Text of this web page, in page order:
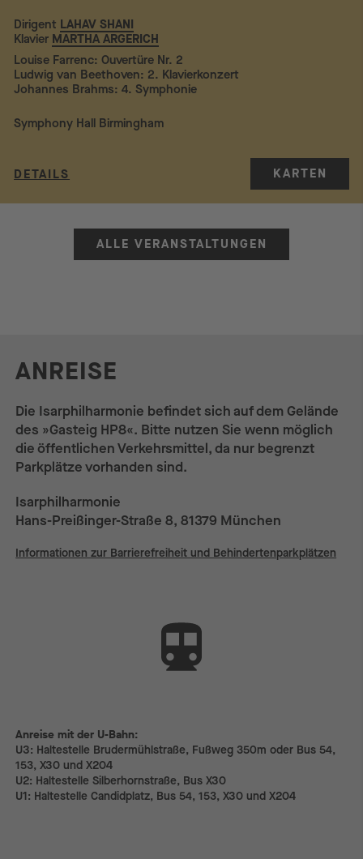
ANREISE
Die Isarphilharmonie befindet sich auf dem Gelände
des »Gasteig HP8«. Bitte nutzen Sie wenn möglich
die öffentlichen Verkehrsmittel, da nur begrenzt
Parkplätze vorhanden sind.
Isarphilharmonie
Hans-Preißinger-Straße 8, 81379 München
Informationen zur Barrierefreiheit und Behindertenparkplätzen
Anreise mit der U-Bahn:
Anreise mit der U-Bahn:
U3: Haltestelle Brudermühlstraße, Fußweg 350m oder Bus 54,
153, X30 und X204
U2: Haltestelle Silberhornstraße, Bus X30
U1: Haltestelle Candidplatz, Bus 54, 153, X30 und X204
Dirigent LAHAV SHANI
Klavier MARTHA ARGERICH
Louise Farrenc: Ouvertüre Nr. 2
Ludwig van Beethoven: 2. Klavierkonzert
Johannes Brahms: 4. Symphonie
Symphony Hall Birmingham
DETAILS KARTEN
ALLE VERANSTALTUNGEN